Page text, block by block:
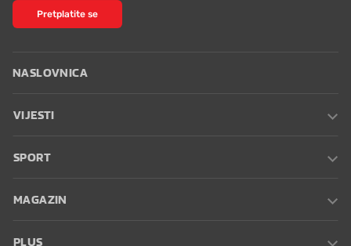
Pretplatite se
NASLOVNICA
VIJESTI
SPORT
MAGAZIN
PLUS